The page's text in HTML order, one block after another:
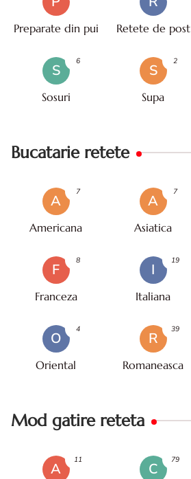
Preparate din pui Retete de post
S
Sosuri
6
S
Supa
2
Bucatarie retete
A
Americana
7
A
Asiatica
7
F
Franceza
8
I
Italiana
19
O
Oriental
4
R
Romaneasca
39
Mod gatire reteta
A
11
C
79